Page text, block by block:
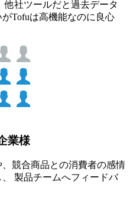
他社ツールだと過去データ
Tofuは高機能なのに良心
業様
競合商品との消費者の感情
製品チームへフィードバ